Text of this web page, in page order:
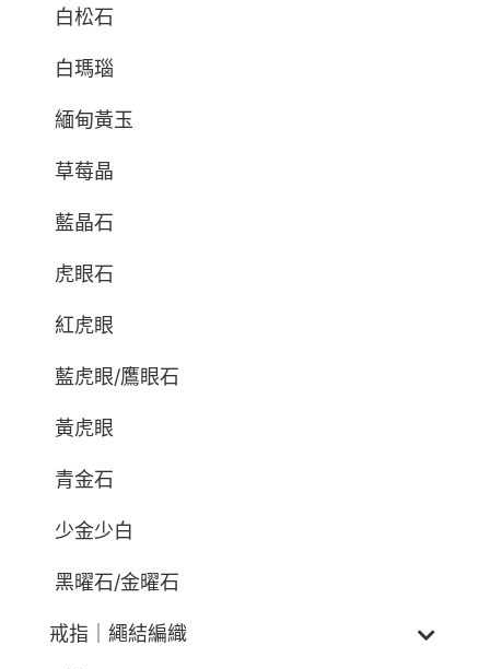
白松石
白瑪瑙
緬甸黃玉
草莓晶
藍晶石
虎眼石
紅虎眼
藍虎眼/鷹眼石
黃虎眼
青金石
少金少白
黑曜石/金曜石
戒指｜繩結編織